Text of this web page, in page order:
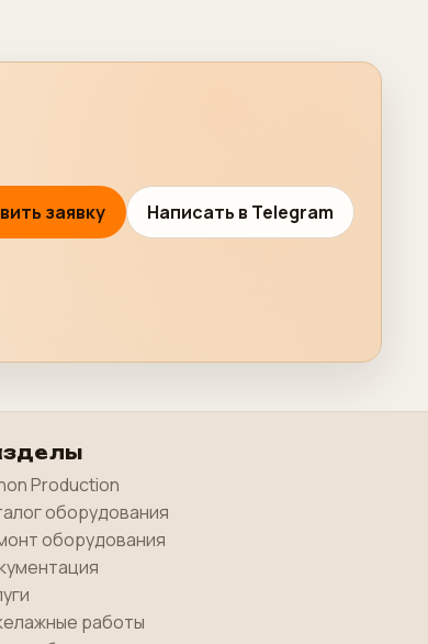
заявку Написать в Telegram
Production
оборудования
оборудования
работы